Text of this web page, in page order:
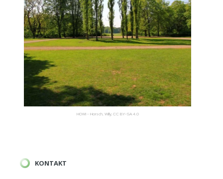
HOWI - Horsch, Willy, CC BY-SA 4.0
KONTAKT